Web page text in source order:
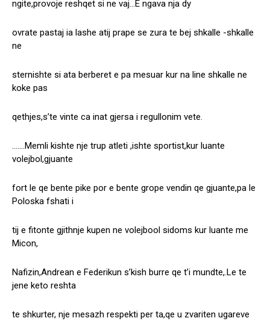
ngite,provoje reshqet si ne vaj…E ngava nja dy
ovrate pastaj ia lashe atij prape se zura te bej shkalle -shkalle
ne
sternishte si ata berberet e pa mesuar kur na line shkalle ne
koke pas
qethjes,s’te vinte ca inat gjersa i regullonim vete.
…….Memli kishte nje trup atleti ,ishte sportist,kur luante
volejbol,gjuante
fort le qe bente pike por e bente grope vendin qe gjuante,pa le
Poloska fshati i
tij e fitonte gjithnje kupen ne volejbool sidoms kur luante me
Micon,
Nafizin,Andrean e Federikun s’kish burre qe t’i mundte,.Le te
jene keto reshta
te shkurter, nje mesazh respekti per ta,qe u zvariten ugareve